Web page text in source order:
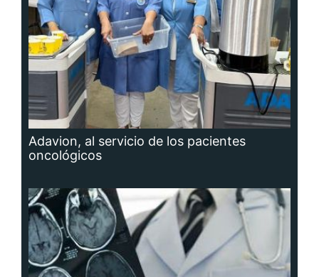
Adavion, al servicio de los pacientes
oncológicos